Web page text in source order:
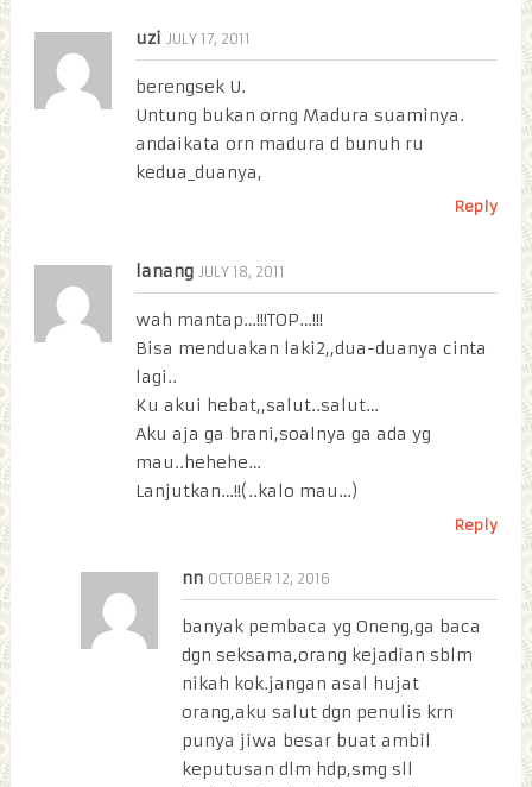
uzi JULY 17, 2011
berengsek U.
Untung bukan orng Madura suaminya.
andaikata orn madura d bunuh ru
kedua_duanya,
Reply
lanang JULY 18, 2011
wah mantap…!!!TOP…!!!
Bisa menduakan laki2,,dua-duanya cinta
lagi..
Ku akui hebat,,salut..salut…
Aku aja ga brani,soalnya ga ada yg
mau..hehehe…
Lanjutkan…!!(..kalo mau…)
Reply
nn OCTOBER 12, 2016
banyak pembaca yg Oneng,ga baca
dgn seksama,orang kejadian sblm
nikah kok.jangan asal hujat
orang,aku salut dgn penulis krn
punya jiwa besar buat ambil
keputusan dlm hdp,smg sll